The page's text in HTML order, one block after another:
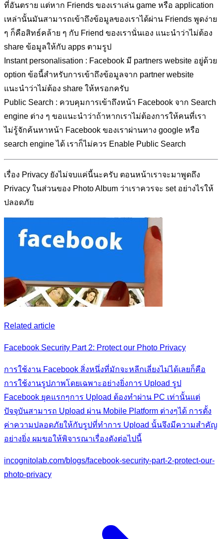
ที่อันตราย แต่หาก Friends ของเราเล่น game หรือ application
เหล่านั้นมันสามารถเข้าถึงข้อมูลของเราได้ผ่าน Friends พูดง่าย
ๆ ก็คือสิทธ์คล้าย ๆ กับ Friend ของเรานั่นเอง แนะนำว่าไม่ต้อง
share ข้อมูลให้กับ apps ตามรูป
Instant personalisation : Facebook มี partners website อยู่ด้วย
option ข้อนี้สำหรับการเข้าถึงข้อมูลจาก partner website
แนะนำว่าไม่ต้อง share ให้หรอกครับ
Public Search : ควบคุมการเข้าถึงหน้า Facebook จาก Search
engine ต่าง ๆ ขอแนะนำว่าถ้าหากเราไม่ต้องการให้คนที่เรา
ไม่รู้จักค้นหาหน้า Facebook ของเราผ่านทาง google หรือ
search engine ได้ เราก็ไม่ควร Enable Public Search
เรื่อง Privacy ยังไม่จบแค่นี้นะครับ ตอนหน้าเราจะมาพูดถึง
Privacy ในส่วนของ Photo Album ว่าเราควรจะ set อย่างไรให้
ปลอดภัย
Related article
Facebook Security Part 2: Protect our Photo Privacy
การใช้งาน Facebook สิ่งหนึ่งที่มักจะหลีกเลี่ยงไม่ได้เลยก็คือ
การใช้งานรูปภาพโดยเฉพาะอย่างยิ่งการ Upload รูป
Facebook ยุคแรกๆการ Upload ต้องทำผ่าน PC เท่านั้นแต่
ปัจจุบันสามารถ Upload ผ่าน Mobile Platform ต่างๆได้ การตั้ง
ค่าความปลอดภัยให้กับรูปที่ทำการ Upload นั้นจึงมีความสำคัญ
อย่างยิ่ง ผมขอให้พิจารณาเรื่องดังต่อไปนี้
incognitolab.com/blogs/facebook-security-part-2-protect-our-
photo-privacy